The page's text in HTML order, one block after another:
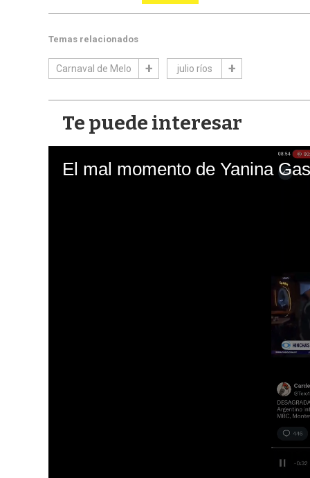
Temas relacionados
Carnaval de Melo julio ríos
Te puede interesar